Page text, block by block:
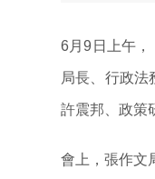
6月9日上午，
局長、行政法
許震邦、政策
會上，張作文